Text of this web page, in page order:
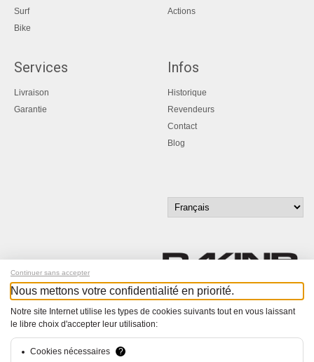
Surf
Bike
Actions
Services
Livraison
Garantie
Infos
Historique
Revendeurs
Contact
Blog
© Bucher+Walt 2011-2026
Tous droits réservés - Informations non contractuelles
Continuer sans accepter
Nous mettons votre confidentialité en priorité.
Notre site Internet utilise les types de cookies suivants tout en vous laissant
le libre choix d'accepter leur utilisation:
Cookies nécessaires ?